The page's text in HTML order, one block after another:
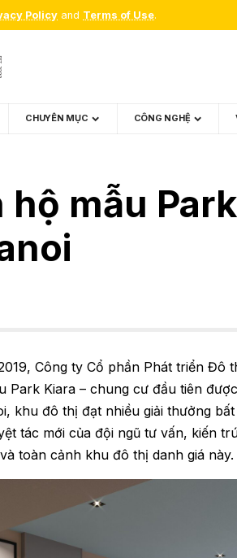
Policy and Terms of Use.
CHUYÊN MỤC CÔNG NGHỆ
hộ mẫu
Công ty Cổ phần Phát triển Đô
Park Kiara – chung cư đầu tiên
khu đô thị đạt nhiều giải thưởng
tác mới của đội ngũ tư vấn, kiến
toàn cảnh khu đô thị danh giá này.